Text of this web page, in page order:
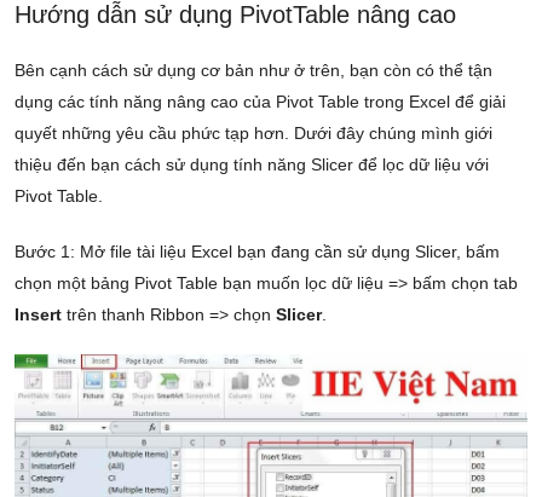
Hướng dẫn sử dụng PivotTable nâng cao
Bên cạnh cách sử dụng cơ bản như ở trên, bạn còn có thể tận
dụng các tính năng nâng cao của Pivot Table trong Excel để giải
quyết những yêu cầu phức tạp hơn. Dưới đây chúng mình giới
thiệu đến bạn cách sử dụng tính năng Slicer để lọc dữ liệu với
Pivot Table.
Bước 1: Mở file tài liệu Excel bạn đang cần sử dụng Slicer, bấm
chọn một bảng Pivot Table bạn muốn lọc dữ liệu => bấm chọn tab
Insert trên thanh Ribbon => chọn Slicer.